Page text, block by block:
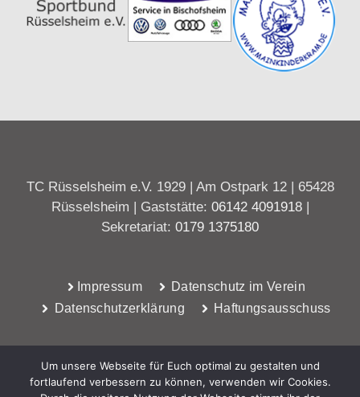
TC Rüsselsheim e.V. 1929 | Am Ostpark 12 | 65428
Rüsselsheim | Gaststätte: 06142 4091918|
Sekretariat: 0179 1375180
Impressum
Datenschutz im Verein
Datenschutzerklärung
Haftungsausschuss
Um unsere Webseite für Euch optimal zu gestalten und
fortlaufend verbessern zu können, verwenden wir Cookies.